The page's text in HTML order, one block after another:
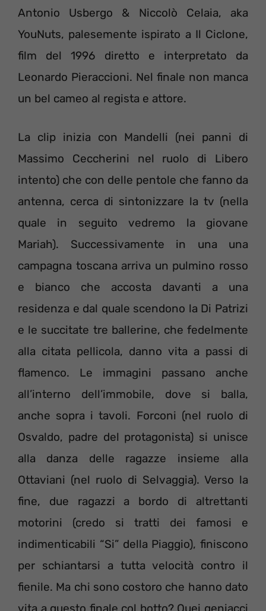
Antonio Usbergo & Niccolò Celaia, aka
YouNuts, palesemente ispirato a Il Ciclone,
film del 1996 diretto e interpretato da
Leonardo Pieraccioni. Nel finale non manca
un bel cameo al regista e attore.
La clip inizia con Mandelli (nei panni di
Massimo Ceccherini nel ruolo di Libero
intento) che con delle pentole che fanno da
antenna, cerca di sintonizzare la tv (nella
quale in seguito vedremo la giovane
Mariah). Successivamente in una una
campagna toscana arriva un pulmino rosso
e bianco che accosta davanti a una
residenza e dal quale scendono la Di Patrizi
e le succitate tre ballerine, che fedelmente
alla citata pellicola, danno vita a passi di
flamenco. Le immagini passano anche
all’interno dell’immobile, dove si balla,
anche sopra i tavoli. Forconi (nel ruolo di
Osvaldo, padre del protagonista) si unisce
alla danza delle ragazze insieme alla
Ottaviani (nel ruolo di Selvaggia). Verso la
fine, due ragazzi a bordo di altrettanti
motorini (credo si tratti dei famosi e
indimenticabili “Si” della Piaggio), finiscono
per schiantarsi a tutta velocità contro il
fienile. Ma chi sono costoro che hanno dato
vita a questo finale col botto? Quei geniacci